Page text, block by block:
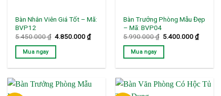
Bàn Nhân Viên Giá Tốt – Mã:
BVP12
5.450.000₫ Giá
là:
4.850.000₫Giá
hiện
Mua ngay
Bàn Trưởng Phòng Mẫu Đẹp
– Mã: BVP04
5.990.000₫ Giá
là:
5.400.000₫Giá
hiện
Mua ngay